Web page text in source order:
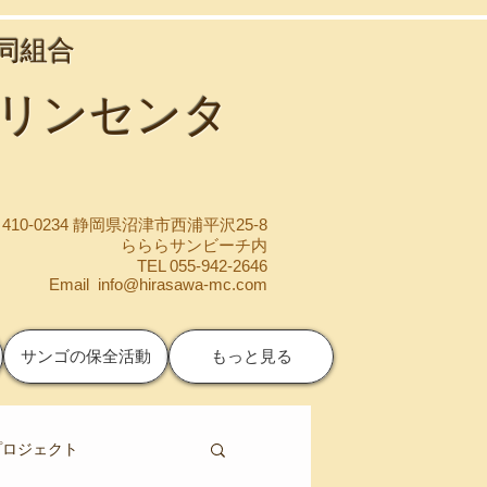
組合
ンセンタ
0234 静岡県沼津市西浦平沢25-8
らららサンビーチ内
TEL 055-942-2646
Email info@hirasawa-mc.com
サンゴの保全活動 もっと見る
ジェクト